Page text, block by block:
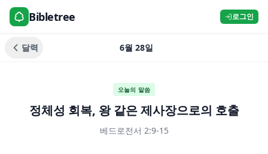
Bibletree 로그인
달력 6월 28일
오늘의 말씀
정체성 회복, 왕 같은 제사장으로의 호출
베드로전서 2:9-15